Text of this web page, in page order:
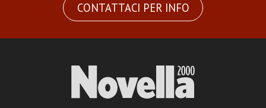
CONTATTACI PER INFO